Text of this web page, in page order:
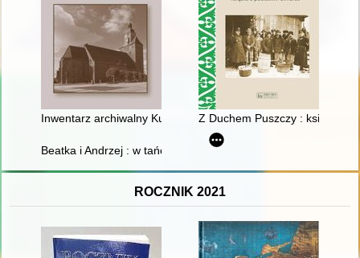
Inwentarz archiwalny Kurii Administracji Apostolskiej w
Z Duchem Puszczy : książka o
Beatka i Andrzej : w tańcu razem
ROCZNIK 2021